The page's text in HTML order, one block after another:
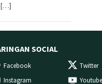
[…]
SOCIAL
Facebook Twitter
Instagram
Youtube